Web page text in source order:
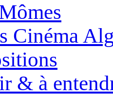
Cinéma
& à